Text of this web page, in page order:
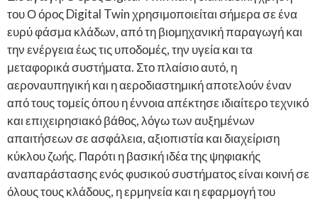
του Ο όρος Digital Twin χρησιμοποιείται σήμερα σε ένα
ευρύ φάσμα κλάδων, από τη βιομηχανική παραγωγή και
την ενέργεια έως τις υποδομές, την υγεία και τα
μεταφορικά συστήματα. Στο πλαίσιο αυτό, η
αεροναυπηγική και η αεροδιαστημική αποτελούν έναν
από τους τομείς όπου η έννοια απέκτησε ιδιαίτερο τεχνικό
και επιχειρησιακό βάθος, λόγω των αυξημένων
απαιτήσεων σε ασφάλεια, αξιοπιστία και διαχείριση
κύκλου ζωής. Παρότι η βασική ιδέα της ψηφιακής
αναπαράστασης ενός φυσικού συστήματος είναι κοινή σε
όλους τους κλάδους, η ερμηνεία και η εφαρμογή του